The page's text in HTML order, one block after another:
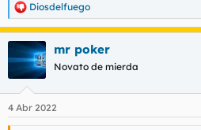
R
e
a
c
i
e
s
Diosdelfuego
mr poker
Novato de mierda
4 Abr 2022